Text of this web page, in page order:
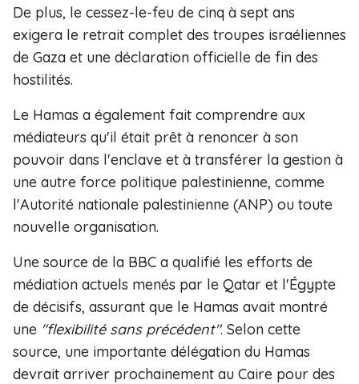
De plus, le cessez-le-feu de cinq à sept ans
exigera le retrait complet des troupes israéliennes
de Gaza et une déclaration officielle de fin des
hostilités.
Le Hamas a également fait comprendre aux
médiateurs qu'il était prêt à renoncer à son
pouvoir dans l'enclave et à transférer la gestion à
une autre force politique palestinienne, comme
l'Autorité nationale palestinienne (ANP) ou toute
nouvelle organisation.
Une source de la BBC a qualifié les efforts de
médiation actuels menés par le Qatar et l'Égypte
de décisifs, assurant que le Hamas avait montré
une "flexibilité sans précédent". Selon cette
source, une importante délégation du Hamas
devrait arriver prochainement au Caire pour des